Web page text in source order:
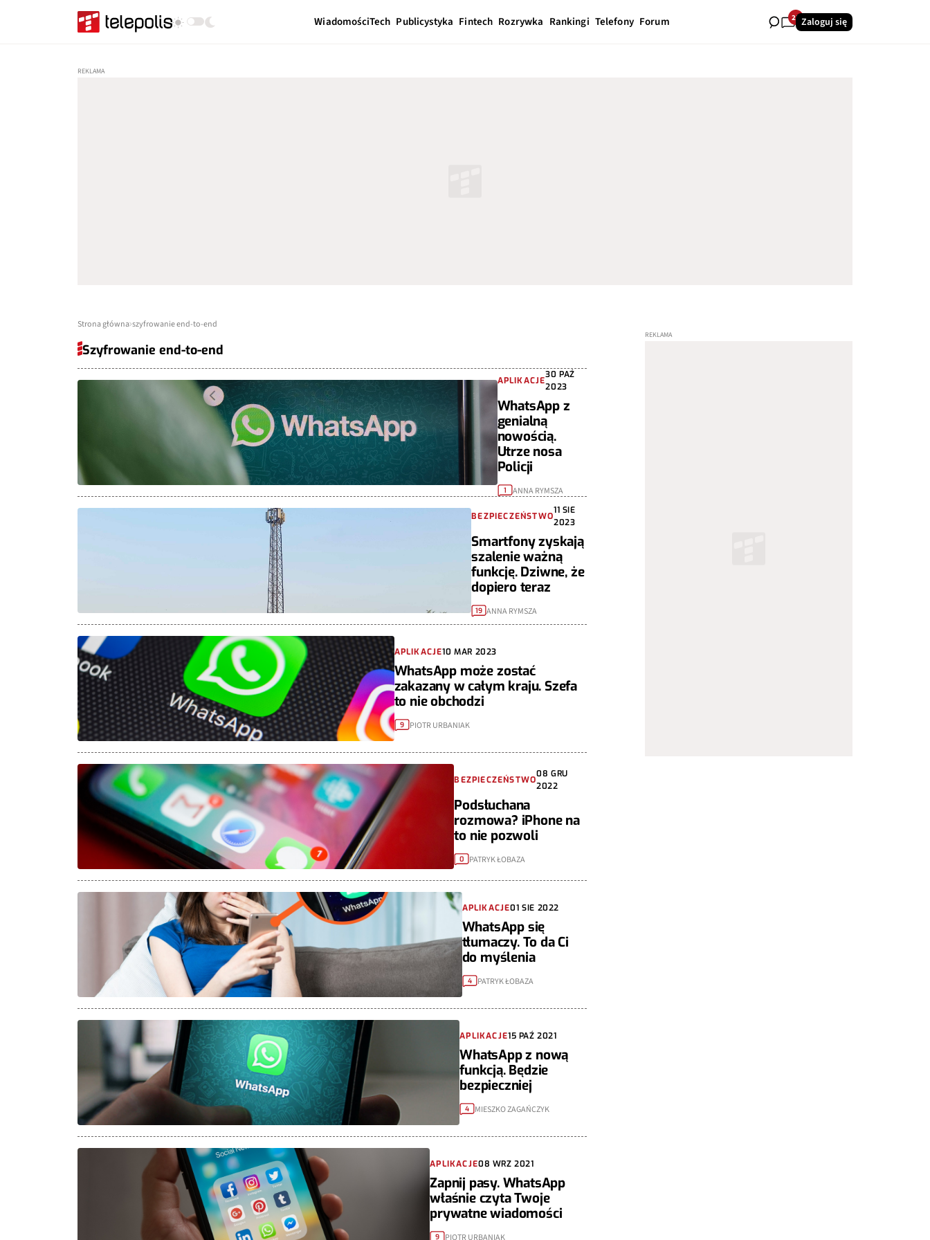
WiadomościTech Publicystyka Fintech Rozrywka Rankingi Telefony Forum 25Zaloguj się
Strona główna szyfrowanie end-to-end
Szyfrowanie end-to-end
APLIKACJE
30 PAŹ
2023
WhatsApp z
genialną
nowością.
Utrze nosa
Policji
1 ANNA RYMSZA
BEZPIECZEŃSTWO
11 SIE
2023
Smartfony zyskają
szalenie ważną
funkcję. Dziwne, że
dopiero teraz
19 ANNA RYMSZA
APLIKACJE10 MAR 2023
WhatsApp może zostać
zakazany w całym kraju. Szefa
to nie obchodzi
9 PIOTR URBANIAK
BEZPIECZEŃSTWO
08 GRU
2022
Podsłuchana
rozmowa? iPhone na
to nie pozwoli
0 PATRYK ŁOBAZA
APLIKACJE01 SIE 2022
WhatsApp się
tłumaczy. To da Ci
do myślenia
4 PATRYK ŁOBAZA
APLIKACJE15 PAŹ 2021
WhatsApp z nową
funkcją. Będzie
bezpieczniej
4 MIESZKO ZAGAŃCZYK
APLIKACJE08 WRZ 2021
Zapnij pasy. WhatsApp
właśnie czyta Twoje
prywatne wiadomości
9 PIOTR URBANIAK